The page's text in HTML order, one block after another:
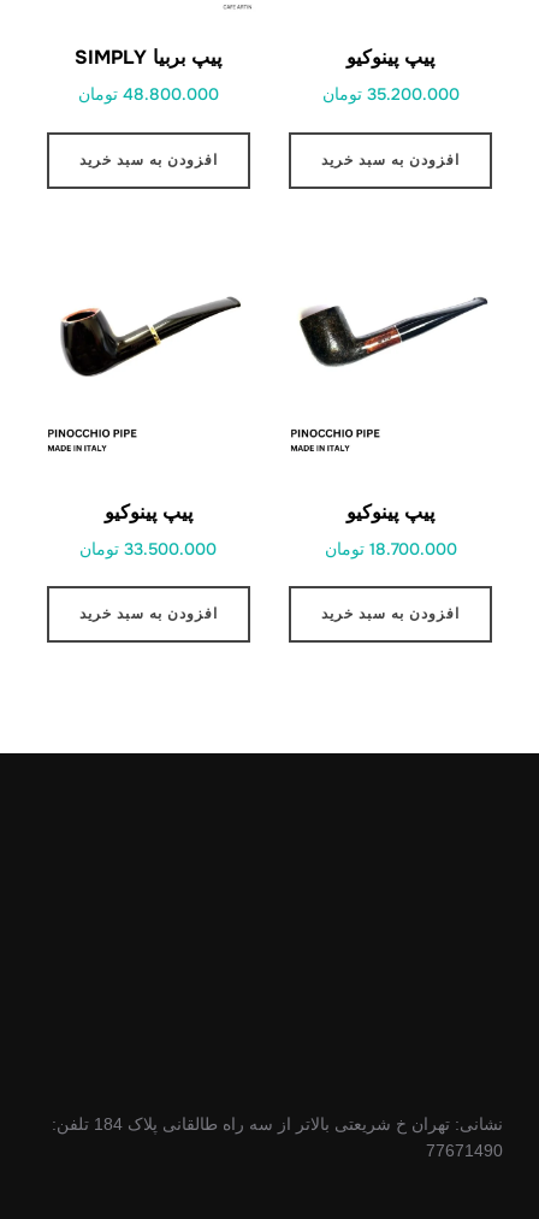
پیپ پینوکیو
35.200.000 تومان
افزودن به سبد خرید
پیپ بربیا SIMPLY
48.800.000 تومان
افزودن به سبد خرید
پیپ پینوکیو
18.700.000 تومان
افزودن به سبد خرید
پیپ پینوکیو
33.500.000 تومان
افزودن به سبد خرید
نشانی: تهران خ شریعتی بالاتر از سه راه طالقانی پلاک 184 تلفن:
77671490